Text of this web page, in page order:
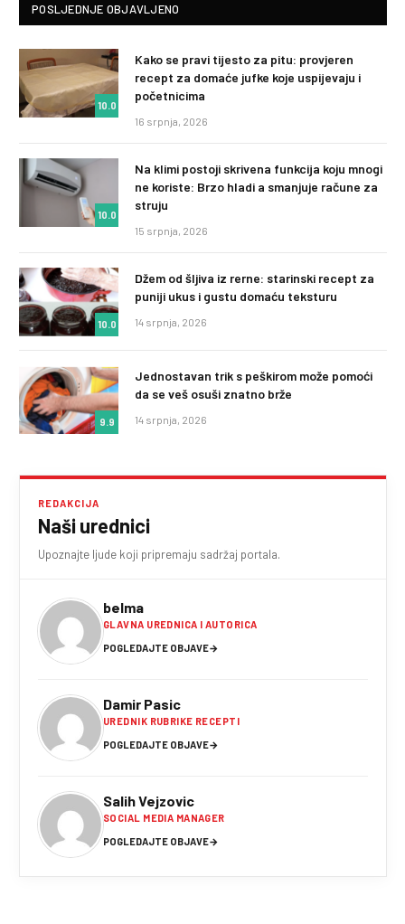
POSLJEDNJE OBJAVLJENO
10.0
Kako se pravi tijesto za pitu: provjeren
recept za domaće jufke koje uspijevaju i
početnicima
16 srpnja, 2026
10.0
Na klimi postoji skrivena funkcija koju mnogi
ne koriste: Brzo hladi a smanjuje račune za
struju
15 srpnja, 2026
10.0
Džem od šljiva iz rerne: starinski recept za
puniji ukus i gustu domaću teksturu
14 srpnja, 2026
9.9
Jednostavan trik s peškirom može pomoći
da se veš osuši znatno brže
14 srpnja, 2026
REDAKCIJA
Naši urednici
Upoznajte ljude koji pripremaju sadržaj portala.
belma
GLAVNA UREDNICA I AUTORICA
POGLEDAJTE OBJAVE→
Damir Pasic
UREDNIK RUBRIKE RECEPTI
POGLEDAJTE OBJAVE→
Salih Vejzovic
SOCIAL MEDIA MANAGER
POGLEDAJTE OBJAVE→